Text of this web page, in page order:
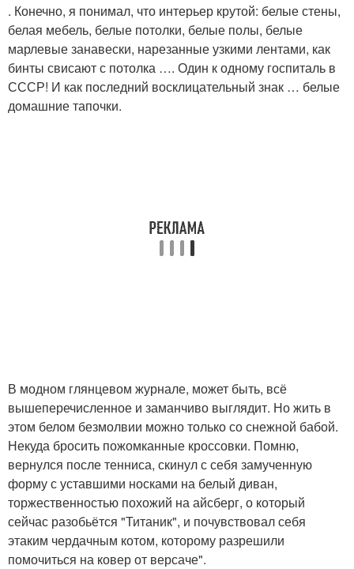
. Конечно, я понимал, что интерьер крутой: белые стены,
белая мебель, белые потолки, белые полы, белые
марлевые занавески, нарезанные узкими лентами, как
бинты свисают с потолка …. Один к одному госпиталь в
СССР! И как последний восклицательный знак … белые
домашние тапочки.
В модном глянцевом журнале, может быть, всё
вышеперечисленное и заманчиво выглядит. Но жить в
этом белом безмолвии можно только со снежной бабой.
Некуда бросить пожомканные кроссовки. Помню,
вернулся после тенниса, скинул с себя замученную
форму с уставшими носками на белый диван,
торжественностью похожий на айсберг, о который
сейчас разобьётся "Титаник", и почувствовал себя
этаким чердачным котом, которому разрешили
помочиться на ковер от версаче".